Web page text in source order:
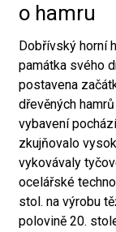
o hamru
Dobřívský horní
památka svého
postavena
dřevěných
vybavení
zkujňovalo
vykovávaly
ocelářské
stol. na výrobu
polovině 20.